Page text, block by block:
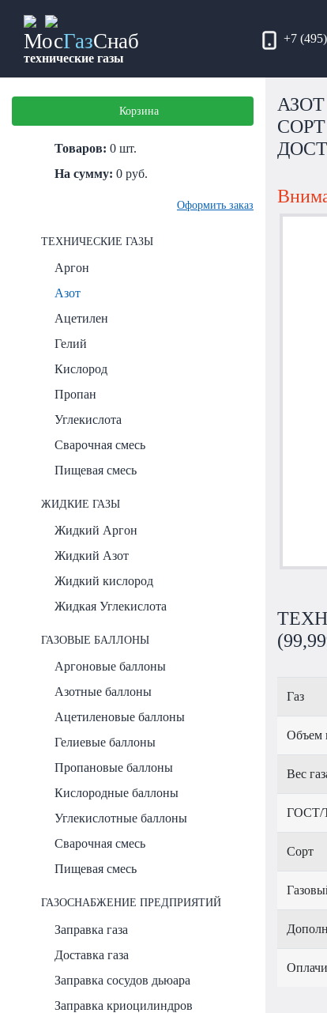
МосГазСнаб
технические газы
+7 (495)
Корзина
Товаров: 0 шт.
На сумму: 0 руб.
Оформить заказ
ТЕХНИЧЕСКИЕ ГАЗЫ
Аргон
Азот
Ацетилен
Гелий
Кислород
Пропан
Углекислота
Сварочная смесь
Пищевая смесь
ЖИДКИЕ ГАЗЫ
Жидкий Аргон
Жидкий Азот
Жидкий кислород
Жидкая Углекислота
ГАЗОВЫЕ БАЛЛОНЫ
Аргоновые баллоны
Азотные баллоны
Ацетиленовые баллоны
Гелиевые баллоны
Пропановые баллоны
Кислородные баллоны
Углекислотные баллоны
Сварочная смесь
Пищевая смесь
ГАЗОСНАБЖЕНИЕ ПРЕДПРИЯТИЙ
Заправка газа
Доставка газа
Заправка сосудов дьюара
Заправка криоцилиндров
СОРТ
Газ
Объем
Вес
ГОСТ/
Сорт